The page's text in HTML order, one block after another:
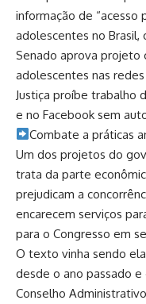
informação de “acesso
adolescentes no
Senado aprova projeto
adolescentes nas redes
Justiça proíbe trabalho
e no Facebook sem
​Combate a práticas
Um dos projetos do
trata da parte
prejudicam a
encarecem serviços
para o Congresso em
O texto vinha sendo
desde o ano passado
Conselho